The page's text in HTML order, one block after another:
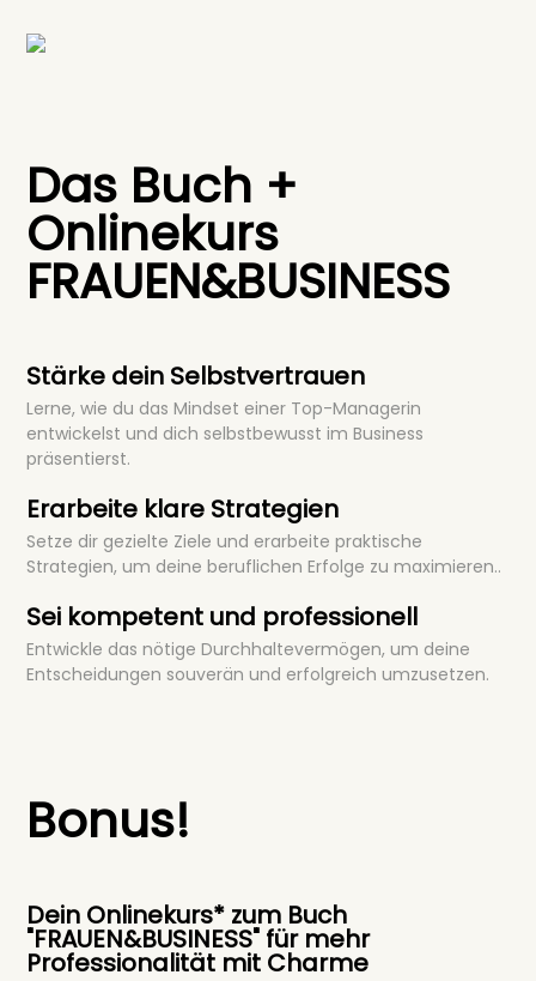
Das Buch +
Onlinekurs
FRAUEN&BUSINESS
Stärke dein Selbstvertrauen
Lerne, wie du das Mindset einer Top-Managerin
entwickelst und dich selbstbewusst im Business
präsentierst.
Erarbeite klare Strategien
Setze dir gezielte Ziele und erarbeite praktische
Strategien, um deine beruflichen Erfolge zu maximieren..
Sei kompetent und professionell
Entwickle das nötige Durchhaltevermögen, um deine
Entscheidungen souverän und erfolgreich umzusetzen.
Bonus!
Dein Onlinekurs* zum Buch
"FRAUEN&BUSINESS" für mehr
Professionalität mit Charme